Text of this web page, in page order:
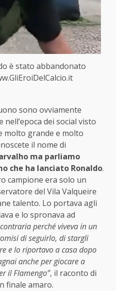
è stato abbandonato
sono ovviamente
dei social visto
molto grande e molto
il nome di
ma parliamo
che ha lanciato Ronaldo.
campione era solo un
del Vila Valqueire
talento. Lo portava agli
e lo spronava ad
perché viveva in un
di seguirlo, di stargli
e lo riportavo a casa dopo
anche per giocare a
il Flamengo”, il raconto di
finale amaro.